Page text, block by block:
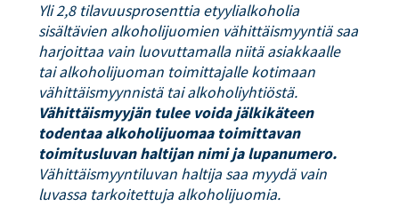
Yli 2,8 tilavuusprosenttia etyylialkoholia
sisältävien alkoholijuomien vähittäismyyntiä saa
harjoittaa vain luovuttamalla niitä asiakkaalle
tai alkoholijuoman toimittajalle kotimaan
vähittäismyynnistä tai alkoholiyhtiöstä.
Vähittäismyyjän tulee voida jälkikäteen
todentaa alkoholijuomaa toimittavan
toimitusluvan haltijan nimi ja lupanumero.
Vähittäismyyntiluvan haltija saa myydä vain
luvassa tarkoitettuja alkoholijuomia.